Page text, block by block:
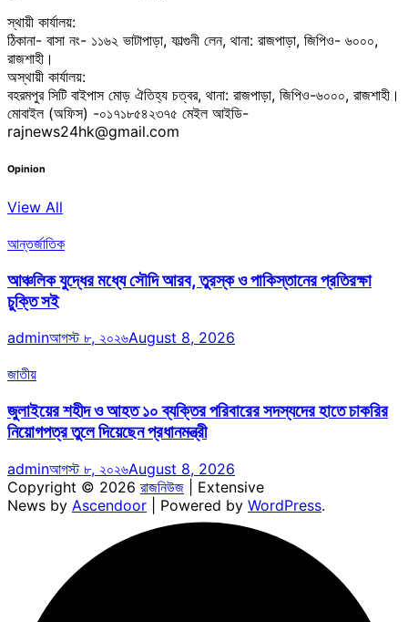
স্থায়ী কার্যালয়:
ঠিকানা- বাসা নং- ১১৬২ ভাটাপাড়া, ফাল্গুনী লেন, থানা: রাজপাড়া, জিপিও- ৬০০০,
রাজশাহী।
অস্থায়ী কার্যালয়:
বহরমপুর সিটি বাইপাস মোড় ঐতিহ্য চত্বর, থানা: রাজপাড়া, জিপিও-৬০০০, রাজশাহী।
মোবাইল (অফিস) -০১৭১৮৫৪২৩৭৫ মেইল আইডি-
rajnews24hk@gmail.com
Opinion
View All
আন্তর্জাতিক
আঞ্চলিক যুদ্ধের মধ্যে সৌদি আরব, তুরস্ক ও পাকিস্তানের প্রতিরক্ষা
চুক্তি সই
adminআগস্ট ৮, ২০২৬August 8, 2026
জাতীয়
জুলাইয়ের শহীদ ও আহত ১০ ব্যক্তির পরিবারের সদস্যদের হাতে চাকরির
নিয়োগপত্র তুলে দিয়েছেন প্রধানমন্ত্রী
adminআগস্ট ৮, ২০২৬August 8, 2026
Copyright © 2026 রাজনিউজ | Extensive
News by Ascendoor | Powered by WordPress.